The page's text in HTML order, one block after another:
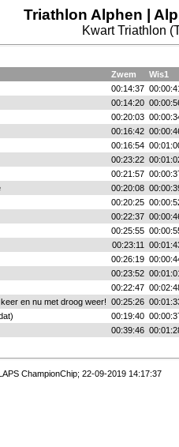
Triathlon Alphen |
Kwart Triathlon
Zwem
Wis1
00:14:37
00:14:20
00:20:03
00:16:42
00:16:54
00:23:22
00:21:57
00:20:08
00:20:25
00:22:37
00:25:55
00:23:11
00:26:19
00:23:52
00:22:47
en nu met droog weer! 00:25:26
00:19:40
00:39:46
ChampionChip; 22-09-2019 14:17:37